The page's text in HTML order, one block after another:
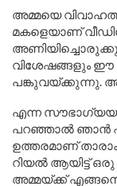
അമ്മയെ
മകളെയാണ്
വിശേഷങ്ങളും ഈ
പങ്കുവയ്ക്കുന്നു.
എന്ന
പറഞ്ഞാൽ ഞാൻ
ഉത്തരമാണ്
റിയൽ ആയിട്ട്
അമ്മയ്ക്ക്